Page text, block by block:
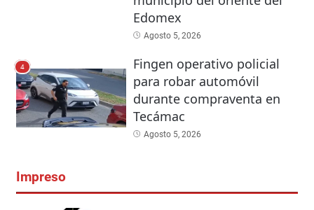
Edomex
Agosto 5, 2026
4
Fingen operativo policial
para robar automóvil
durante compraventa en
Tecámac
Agosto 5, 2026
Impreso